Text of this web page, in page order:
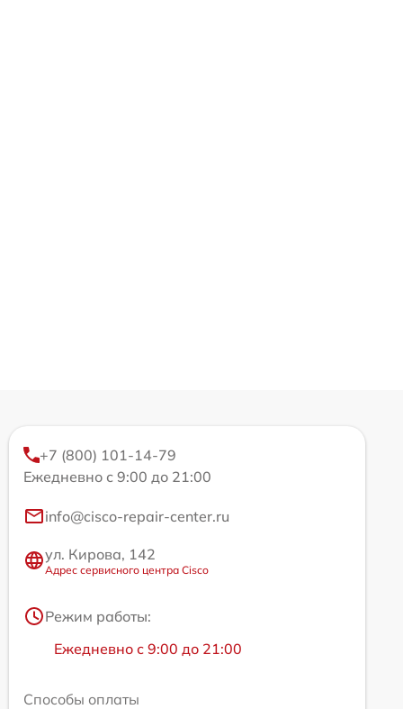
+7 (800) 101-14-79
Ежедневно с 9:00 до 21:00
info@cisco-repair-center.ru
ул. Кирова, 142
Адрес сервисного центра Cisco
Режим работы:
Ежедневно с 9:00 до 21:00
Способы оплаты